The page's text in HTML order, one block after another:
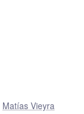
Matías Vieyra